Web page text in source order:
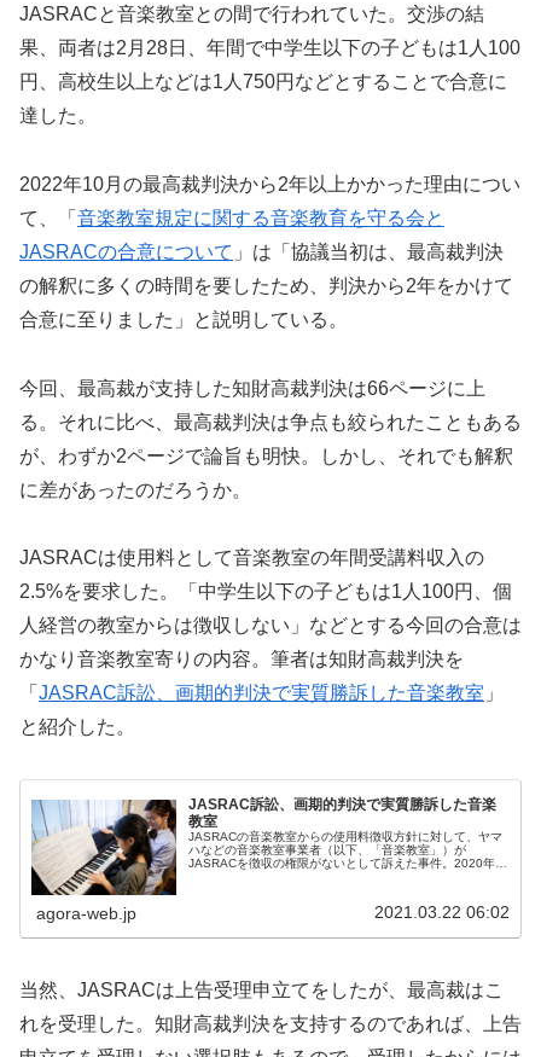
JASRACと音楽教室との間で行われていた。交渉の結
果、両者は2月28日、年間で中学生以下の子どもは1人100
円、高校生以上などは1人750円などとすることで合意に
達した。
2022年10月の最高裁判決から2年以上かかった理由につい
て、「 音楽教室規定に関する音楽教育を守る会と
JASRACの合意について 」は「協議当初は、最高裁判決
の解釈に多くの時間を要したため、判決から2年をかけて
合意に至りました」と説明している。
今回、最高裁が支持した知財高裁判決は66ページに上
る。それに比べ、最高裁判決は争点も絞られたこともある
が、わずか2ページで論旨も明快。しかし、それでも解釈
に差があったのだろうか。
JASRACは使用料として音楽教室の年間受講料収入の
2.5%を要求した。「中学生以下の子どもは1人100円、個
人経営の教室からは徴収しない」などとする今回の合意は
かなり音楽教室寄りの内容。筆者は知財高裁判決を
「 JASRAC訴訟、画期的判決で実質勝訴した音楽教室 」
と紹介した。
JASRAC訴訟、画期的判決で実質勝訴した音楽
教室
JASRACの音楽教室からの使用料徴収方針に対して、ヤマ
ハなどの音楽教室事業者（以下、「音楽教室」）が
JASRACを徴収の権限がないとして訴えた事件。2020年2
agora-web.jp 2021.03.22 06:02
当然、JASRACは上告受理申立てをしたが、最高裁はこ
れを受理した。知財高裁判決を支持するのであれば、上告